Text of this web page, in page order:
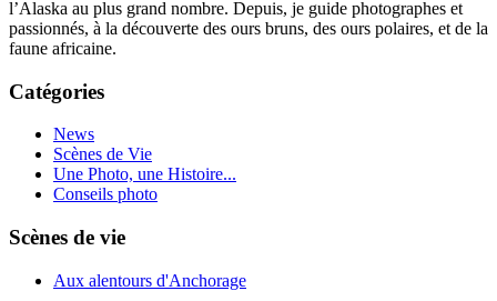
l’Alaska au plus grand nombre. Depuis, je guide photographes et
passionnés, à la découverte des ours bruns, des ours polaires, et de la
faune africaine.
Catégories
News
Scènes de Vie
Une Photo, une Histoire...
Conseils photo
Scènes de vie
Aux alentours d'Anchorage